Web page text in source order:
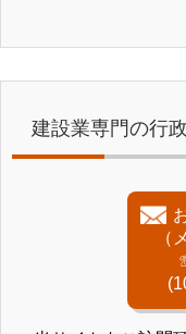
建設業専門の行
（